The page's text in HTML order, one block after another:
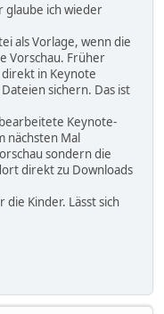
glaube ich wieder
als Vorlage, wenn die
Vorschau. Früher
in Keynote
sichern. Das ist
Keynote-
nächsten Mal
sondern die
direkt zu Downloads
Kinder. Lässt sich